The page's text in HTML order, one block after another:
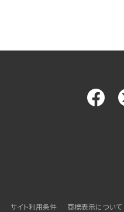
サイト利用条件 商標表示について